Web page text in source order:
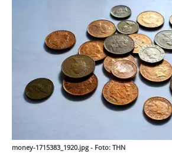
money-1715383_1920.jpg - Foto: THN